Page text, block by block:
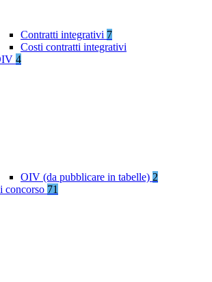
Contratti integrativi 7
Costi contratti integrativi
4
OIV (da pubblicare in tabelle) 2
concorso 71